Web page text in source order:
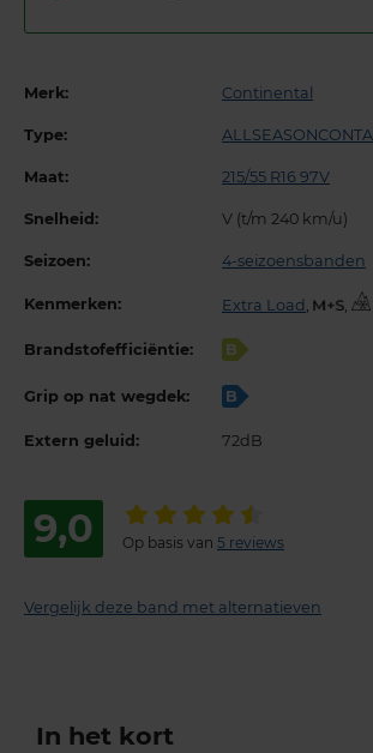
Merk: Continental
Type:
Maat: 215/55 R16 97V
Snelheid: V (t/m 240 km/u)
Seizoen: 4-seizoensbanden
Kenmerken: Extra Load , ,
Brandstofefficiëntie: B
Grip op nat wegdek: B
Extern geluid: 72dB
9,0 Op basis van 5 reviews
Vergelijk deze band met alternatieven
In het kort